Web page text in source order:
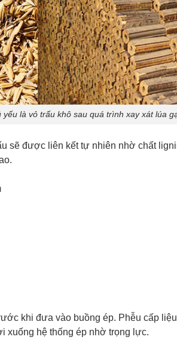
là vỏ trấu khô sau quá trình xay xát lúa
sẽ được liên kết tự nhiên nhờ chất
khi đưa vào buồng ép. Phễu cấp
xuống hệ thống ép nhờ trọng lực.